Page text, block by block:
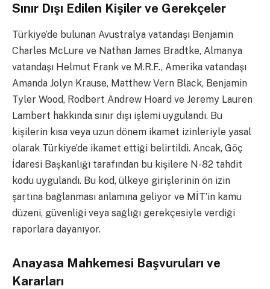
Sınır Dışı Edilen Kişiler ve Gerekçeler
Türkiye’de bulunan Avustralya vatandaşı Benjamin
Charles McLure ve Nathan James Bradtke, Almanya
vatandaşı Helmut Frank ve M.R.F., Amerika vatandaşı
Amanda Jolyn Krause, Matthew Vern Black, Benjamin
Tyler Wood, Rodbert Andrew Hoard ve Jeremy Lauren
Lambert hakkında sınır dışı işlemi uygulandı. Bu
kişilerin kısa veya uzun dönem ikamet izinleriyle yasal
olarak Türkiye’de ikamet ettiği belirtildi. Ancak, Göç
İdaresi Başkanlığı tarafından bu kişilere N-82 tahdit
kodu uygulandı. Bu kod, ülkeye girişlerinin ön izin
şartına bağlanması anlamına geliyor ve MİT’in kamu
düzeni, güvenliği veya sağlığı gerekçesiyle verdiği
raporlara dayanıyor.
Anayasa Mahkemesi Başvuruları ve
Kararları